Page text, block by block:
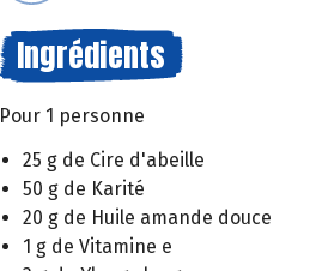
Ingrédients
Pour 1 personne
25 g de Cire d'abeille
50 g de Karité
20 g de Huile amande douce
1 g de Vitamine e